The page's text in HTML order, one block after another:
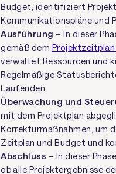
Budget, identifiziert
Kommunikationspläne und
Ausführung – In dieser
gemäß dem Projektzeitplan
verwaltet Ressourcen und
Regelmäßige
Laufenden.
Überwachung und
mit dem Projektplan
Korrekturmaßnahmen, um
Zeitplan und Budget und
Abschluss – In dieser
ob alle Projektergebnisse